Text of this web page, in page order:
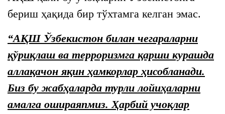
бериш ҳақида бир тўхтамга келган эмас.
“АҚШ Ўзбекистон билан чегараларни
қўриқлаш ва терроризмга қарши курашда
аллақачон яқин ҳамкорлар ҳисобланади.
Биз бу жабҳаларда турли лойиҳаларни
амалга ошираяпмиз. Ҳарбий учоқлар